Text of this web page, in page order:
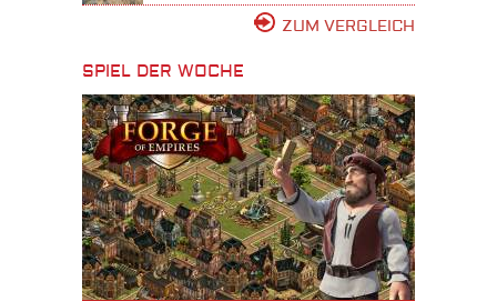
ZUM VERGLEICH
SPIEL DER WOCHE